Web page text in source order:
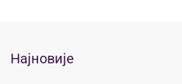
Најновије